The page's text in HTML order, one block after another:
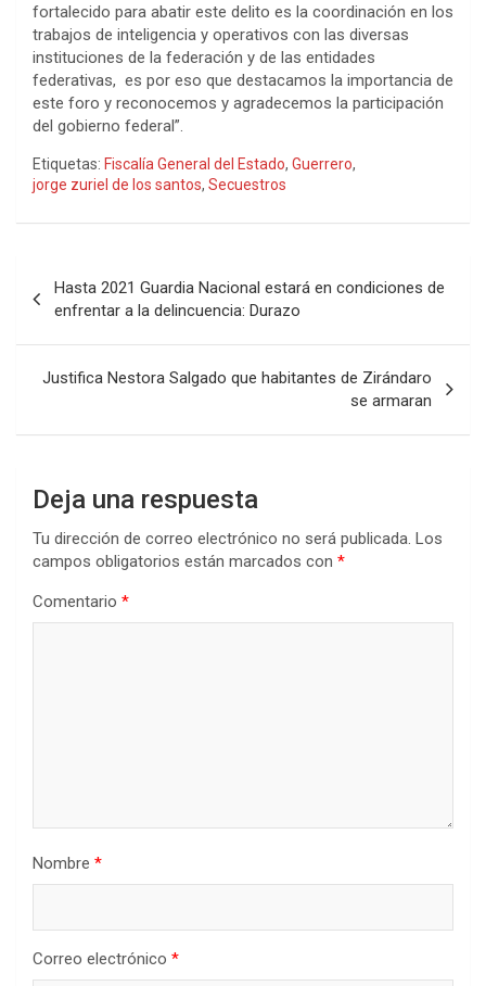
fortalecido para abatir este delito es la coordinación en los
trabajos de inteligencia y operativos con las diversas
instituciones de la federación y de las entidades
federativas, es por eso que destacamos la importancia de
este foro y reconocemos y agradecemos la participación
del gobierno federal”.
Etiquetas: Fiscalía General del Estado, Guerrero,
jorge zuriel de los santos, Secuestros
de
entradas
Hasta 2021 Guardia Nacional estará en condiciones de
enfrentar a la delincuencia: Durazo
Justifica Nestora Salgado que habitantes de Zirándaro
se armaran
Deja una respuesta
Tu dirección de correo electrónico no será publicada. Los
campos obligatorios están marcados con *
Comentario *
Nombre *
Correo electrónico *